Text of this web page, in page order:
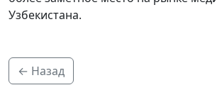
Узбекистана.
← Назад